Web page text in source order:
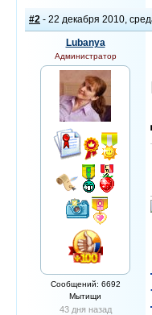
#2 - 22 декабря 2010,
Lubanya
Администратор
Сообщений: 6692
Мытищи
43 дня назад